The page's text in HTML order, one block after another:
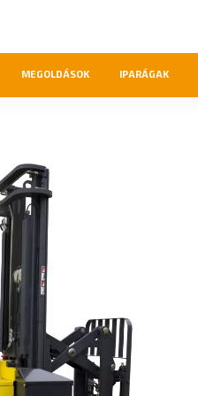
MEGOLDÁSOK IPARÁGAK